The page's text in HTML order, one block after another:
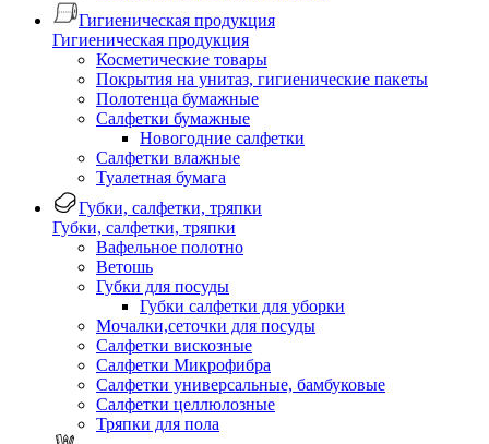
Гигиеническая продукция
Гигиеническая продукция
Косметические товары
Покрытия на унитаз, гигиенические пакеты
Полотенца бумажные
Салфетки бумажные
Новогодние салфетки
Салфетки влажные
Туалетная бумага
Губки, салфетки, тряпки
Губки, салфетки, тряпки
Вафельное полотно
Ветошь
Губки для посуды
Губки салфетки для уборки
Мочалки,сеточки для посуды
Салфетки вискозные
Салфетки Микрофибра
Салфетки универсальные, бамбуковые
Салфетки целлюлозные
Тряпки для пола